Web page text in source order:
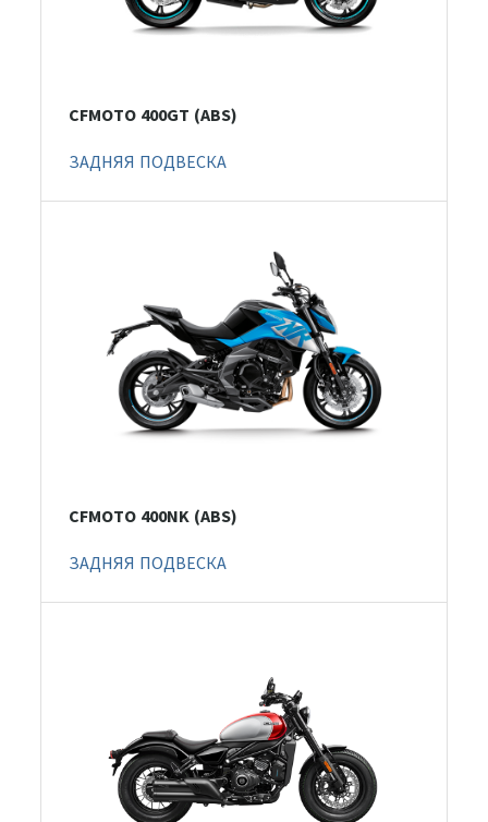
CFMOTO 400GT (ABS)
ЗАДНЯЯ ПОДВЕСКА
CFMOTO 400NK (ABS)
ЗАДНЯЯ ПОДВЕСКА